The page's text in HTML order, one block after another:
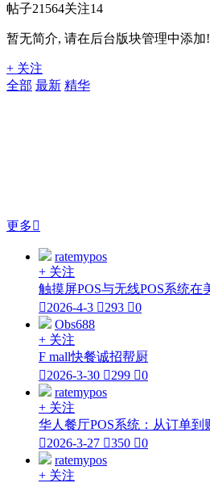
帖子21564关注14
暂无简介, 请在后台版块管理中添加!
+ 关注
全部 最新 精华
更多
ratemypos
+ 关注
触摸屏POS与无线POS系统
2026-4-3 293 0
Obs688
+ 关注
F mall快餐诚招帮厨
2026-3-30 299 0
ratemypos
+ 关注
华人餐厅POS系统：从订单
2026-3-27 350 0
ratemypos
+ 关注